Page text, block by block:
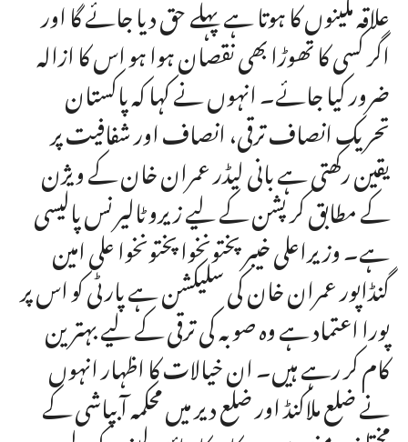
علاقہ مکینوں کا ہوتا ہے پہلے حق دیا جائے گا اور
اگر کسی کا تھوڑا بھی نقصان ہوا ہو اس کا ازالہ
ضرور کیا جائے۔ انہوں نے کہا کہ پاکستان
تحریک انصاف ترقی، انصاف اور شفافیت پر
یقین رکھتی ہے بانی لیڈر عمران خان کے ویژن
کے مطابق کرپشن کے لیے زیرو ٹالیرنس پالیسی
ہے۔ وزیراعلی خیبرپختونخوا پختونخوا علی امین
گنڈاپور عمران خان کی سلیکشن ہے پارٹی کو اس پر
پورا اعتماد ہے وہ صوبہ کی ترقی کے لیے بہترین
کام کر رہے ہیں۔ ان خیالات کا اظہار انہوں
نے ضلع ملاکنڈ اور ضلع دیر میں محکمہ آبپاشی کے